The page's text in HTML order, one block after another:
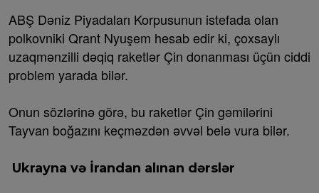
ABŞ Dəniz Piyadaları Korpusunun istefada olan
polkovniki Qrant Nyuşem hesab edir ki, çoxsaylı
uzaqmənzilli dəqiq raketlər Çin donanması üçün ciddi
problem yarada bilər.
Onun sözlərinə görə, bu raketlər Çin gəmilərini
Tayvan boğazını keçməzdən əvvəl belə vura bilər.
Ukrayna və İrandan alınan dərslər